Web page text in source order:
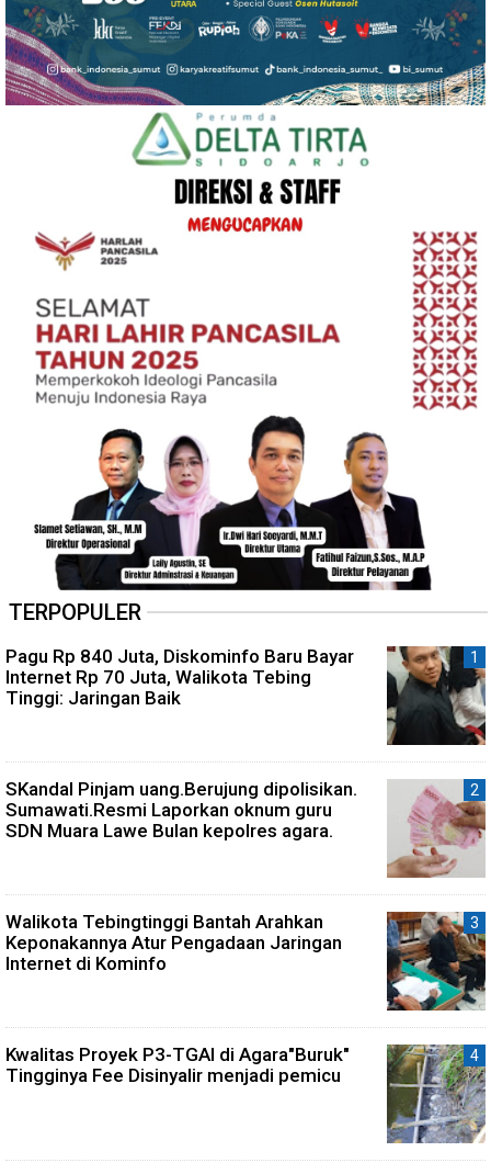
TERPOPULER
Pagu Rp 840 Juta, Diskominfo Baru Bayar
Internet Rp 70 Juta, Walikota Tebing
Tinggi: Jaringan Baik
SKandal Pinjam uang.Berujung dipolisikan.
Sumawati.Resmi Laporkan oknum guru
SDN Muara Lawe Bulan kepolres agara.
Walikota Tebingtinggi Bantah Arahkan
Keponakannya Atur Pengadaan Jaringan
Internet di Kominfo
Kwalitas Proyek P3-TGAI di Agara"Buruk"
Tingginya Fee Disinyalir menjadi pemicu